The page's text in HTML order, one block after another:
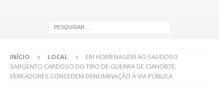
INÍCIO LOCAL
EM HOMENAGEM AO SAUDOSO
SARGENTO CARDOSO DO TIRO DE GUERRA DE CIANORTE,
VEREADORES CONCEDEM DENOMINAÇÃO À VIA PÚBLICA